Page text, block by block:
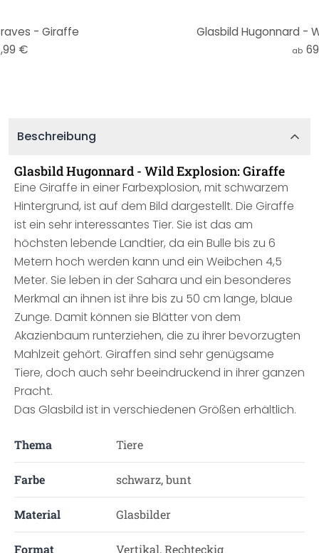
- Giraffe
€
Glasbild Hugonnard -
ab
Beschreibung
Glasbild Hugonnard - Wild Explosion: Giraffe
Eine Giraffe in einer Farbexplosion, mit schwarzem
Hintergrund, ist auf dem Bild dargestellt. Die Giraffe
ist ein sehr interessantes Tier. Sie ist das am
höchsten lebende Landtier, da ein Bulle bis zu 6
Metern hoch werden kann und ein Weibchen 4,5
Meter. Sie leben in der Sahara und ein besonderes
Merkmal an ihnen ist ihre bis zu 50 cm lange, blaue
Zunge. Damit können sie Blätter von dem
Akazienbaum runterziehen, die zu ihrer bevorzugten
Mahlzeit gehört. Giraffen sind sehr genügsame
Tiere, doch auch sehr beeindruckend in ihrer ganzen
Pracht.
Das Glasbild ist in verschiedenen Größen erhältlich.
Thema Tiere
Farbe schwarz, bunt
Material Glasbilder
Format Vertikal, Rechteckig